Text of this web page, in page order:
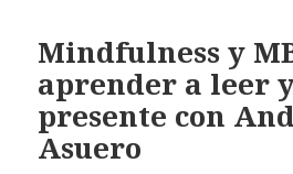
Mindfulness y
aprender a leer
presente con
Asuero